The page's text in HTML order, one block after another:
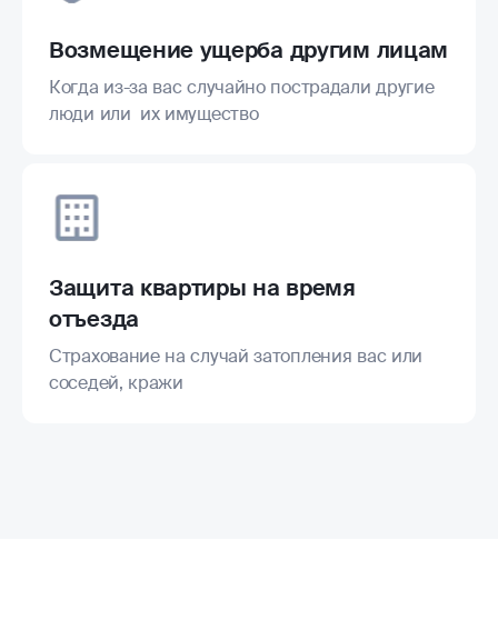
Возмещение ущерба другим лицам
Когда из-за вас случайно пострадали другие
люди или их имущество
Защита квартиры на время
отъезда
Страхование на случай затопления вас или
соседей, кражи